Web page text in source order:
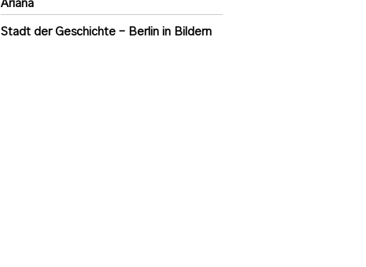
Ariana
Stadt der Geschichte – Berlin in Bildern